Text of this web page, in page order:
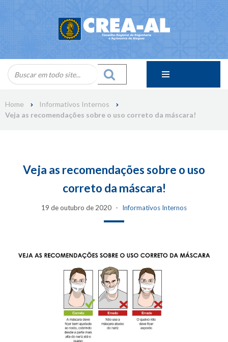
Home
Informativos Internos
Veja as recomendações sobre o uso correto da máscara!
Veja as recomendações sobre o uso
correto da máscara!
19 de outubro de 2020 Informativos Internos